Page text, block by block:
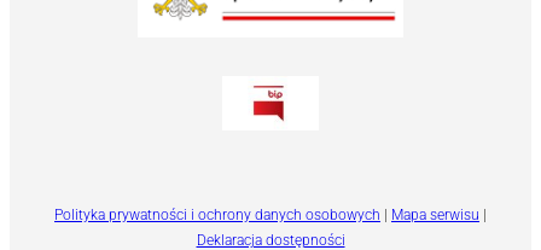
Polityka prywatności i ochrony danych osobowych | Mapa serwisu |
Deklaracja dostępności